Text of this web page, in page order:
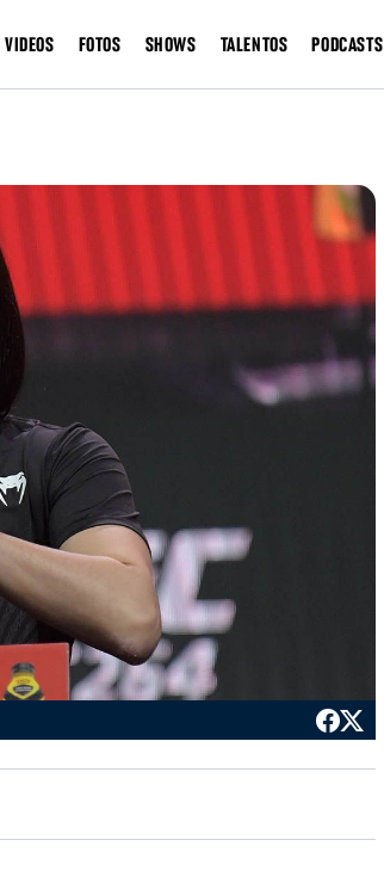
VIDEOS FOTOS SHOWS TALENTOS PODCASTS